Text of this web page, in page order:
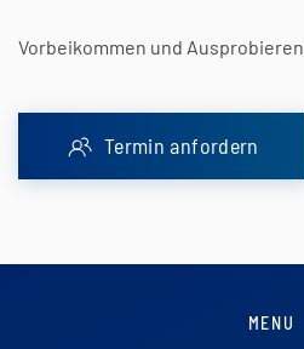
Vorbeikommen und Ausprobieren.
Termin anfordern
MENU